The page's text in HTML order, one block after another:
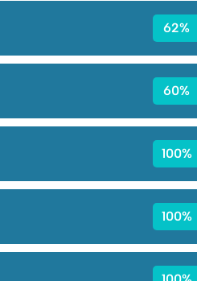
62%
60%
100%
100%